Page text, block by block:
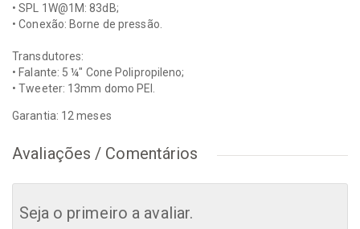
• SPL 1W@1M: 83dB;
• Conexão: Borne de pressão.
Transdutores:
• Falante: 5 ¼" Cone Polipropileno;
• Tweeter: 13mm domo PEI.
Garantia: 12 meses
Avaliações / Comentários
Seja o primeiro a avaliar.